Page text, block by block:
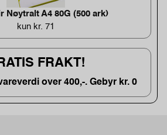
Nøytralt A4 80G (500 ark)
kun kr. 71
FRAKT!
over 400,-. Gebyr kr. 0